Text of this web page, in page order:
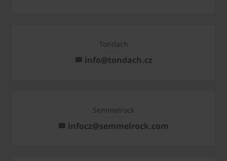
Tondach
info@tondach.cz
Semmelrock
infocz@semmelrock.com